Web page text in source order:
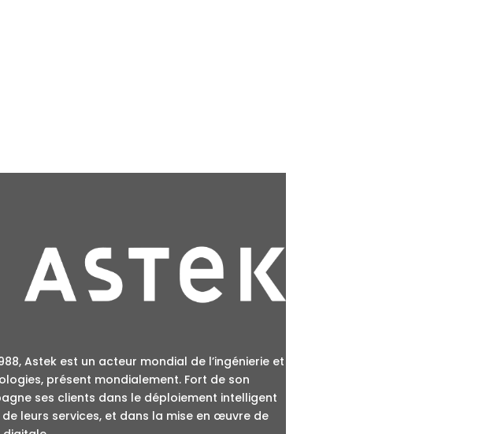
Astek est un acteur mondial de l’ingénierie et
présent mondialement. Fort de son
ses clients dans le déploiement intelligent
leurs services, et dans la mise en œuvre de